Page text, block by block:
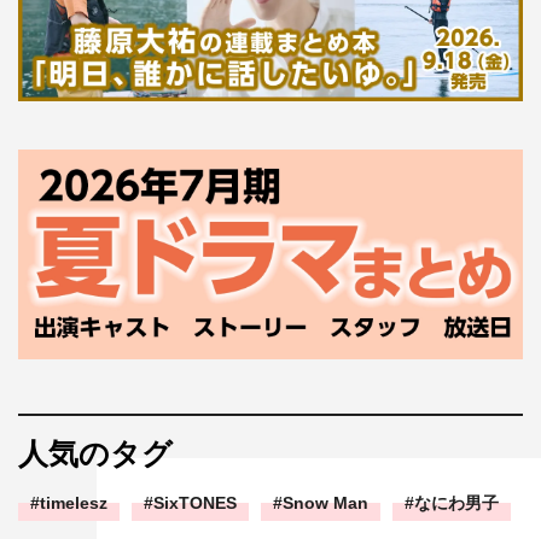
人気のタグ
timelesz SixTONES Snow Man なにわ男子